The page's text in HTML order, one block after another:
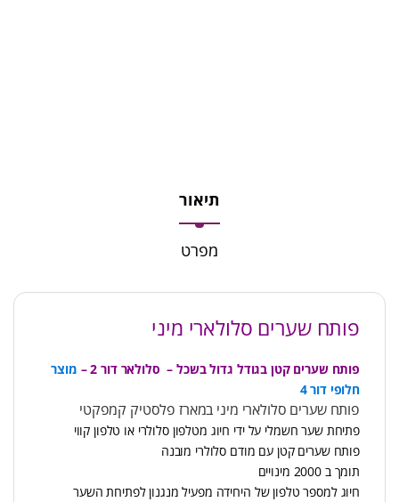
תיאור
מפרט
פותח שערים סלולארי מיני
פותח שערים קטן בגודל גדול בשכל – סלולאר דור 2 –
מוצר
חלופי דור 4
פותח שערים סלולארי מיני במארז פלסטיק קמפקטי
פתיחת שער חשמלי על ידי חיוג מטלפון סלולרי או טלפון קווי
פותח שערים קטן עם מודם סלולרי מובנה
תומך ב 2000 מינויים
חיוג למספר טלפון של היחידה מפעיל מנגנון לפתיחת השער